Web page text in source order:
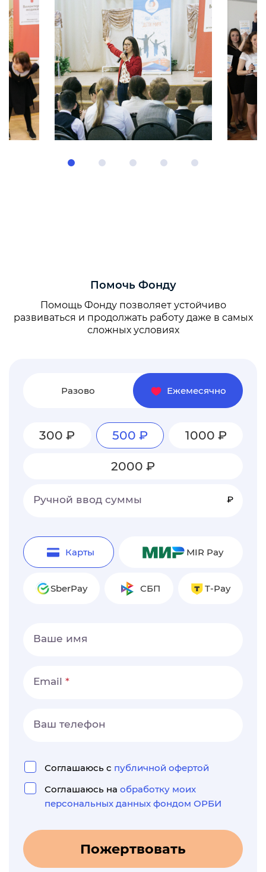
Помочь Фонду
Помощь Фонду позволяет устойчиво
развиваться и продолжать работу даже в самых
сложных условиях
Разово Ежемесячно
300 ₽ 500 ₽ 1000 ₽
2000 ₽
Ручной ввод суммы ₽
Карты MIR Pay
SberPay СБП T-Pay
Ваше имя
Email
Ваш телефон
Соглашаюсь с публичной офертой
Соглашаюсь на обработку моих
персональных данных фондом ОРБИ
Пожертвовать